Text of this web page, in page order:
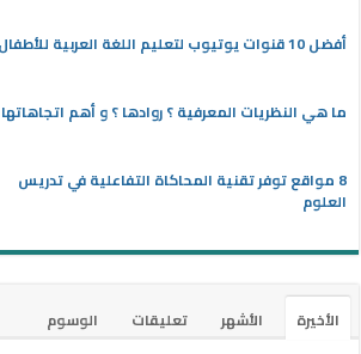
أفضل 10 قنوات يوتيوب لتعليم اللغة العربية للأطفال
ما هي النظريات المعرفية ؟ روادها ؟ و أهم
8 مواقع توفر تقنية المحاكاة التفاعلية في تدريس
العلوم
الأخيرة الأشهر تعليقات
الوسوم